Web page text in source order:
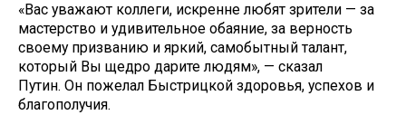
«Вас уважают коллеги, искренне любят зрители — за
мастерство и удивительное обаяние, за верность
своему призванию и яркий, самобытный талант,
который Вы щедро дарите людям», — сказал
Путин. Он пожелал Быстрицкой здоровья, успехов и
благополучия.